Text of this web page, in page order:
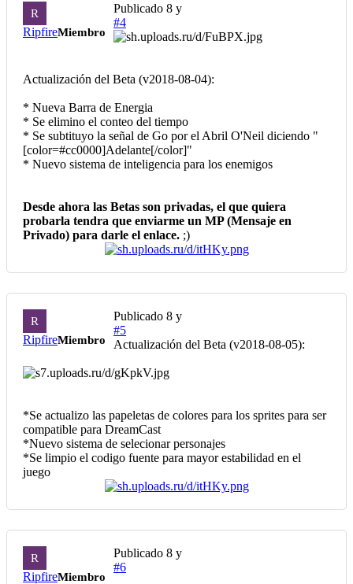
R
RipfireMiembro
Publicado 8 y
#4
Actualización del Beta (v2018-08-04):
* Nueva Barra de Energia
* Se elimino el conteo del tiempo
* Se subtituyo la señal de Go por el Abril O'Neil diciendo "
[color=#cc0000]Adelante[/color]"
* Nuevo sistema de inteligencia para los enemigos
Desde ahora las Betas son privadas, el que quiera
probarla tendra que enviarme un MP (Mensaje en
Privado) para darle el enlace. ;)
R
RipfireMiembro
Publicado 8 y
#5
Actualización del Beta (v2018-08-05):
*Se actualizo las papeletas de colores para los sprites para ser
compatible para DreamCast
*Nuevo sistema de selecionar personajes
*Se limpio el codigo fuente para mayor estabilidad en el
juego
R
RipfireMiembro
Publicado 8 y
#6